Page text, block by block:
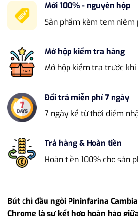
Mới 100% - nguyên hộp
Sản phẩm kèm tem niêm
Mở hộp kiểm tra hàng
Mở hộp kiểm tra trước khi
Đổi trả miễn phí 7 ngày
7 ngày kể từ thời điểm
Trả hàng & Hoàn tiền
Hoàn tiền 100% cho sản
Bút chì đầu ngòi Pininfarina
Chrome là sự kết hợp hoàn hảo